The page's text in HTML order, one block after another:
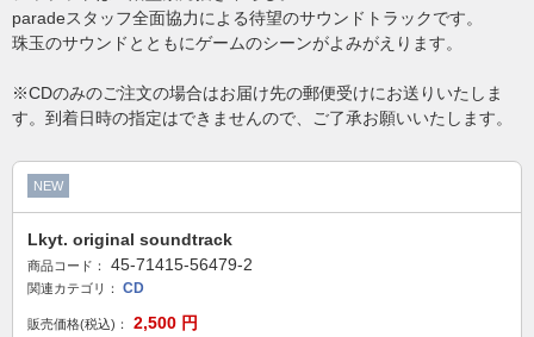
paradeスタッフ全面協力による待望のサウンドトラックです。
珠玉のサウンドとともにゲームのシーンがよみがえります。
※CDのみのご注文の場合はお届け先の郵便受けにお送りいたしま
す。到着日時の指定はできませんので、ご了承お願いいたします。
NEW
Lkyt. original soundtrack
商品コード： 45-71415-56479-2
関連カテゴリ： CD
販売価格(税込)： 2,500 円